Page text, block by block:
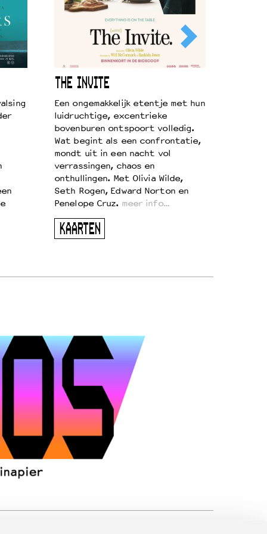
THE INVITE
Een ongemakkelijk etentje met hun
luidruchtige, excentrieke
bovenburen ontspoort volledig.
Wat begint als een confrontatie,
mondt uit in een nacht vol
verrassingen, chaos en
onthullingen. Met Olivia Wilde,
Seth Rogen, Edward Norton en
Penelope Cruz. meer info…
KAARTEN